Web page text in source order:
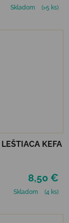
Skladom (>5 ks)
KEFA
8,50 €
Skladom (4 ks)